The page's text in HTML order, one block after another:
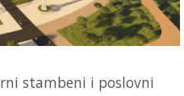
stambeni i poslovni